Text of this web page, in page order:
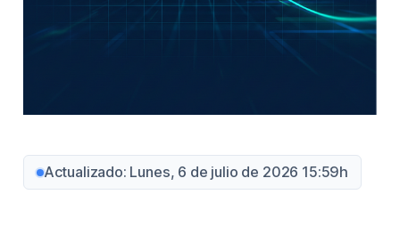
Actualizado: Lunes, 6 de julio de 2026 15:59h